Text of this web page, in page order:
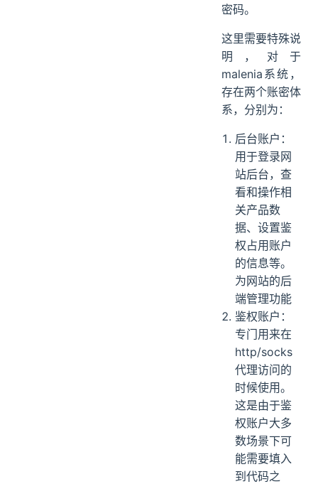
密码。
这里需要特殊说
明，对于
malenia系统，
存在两个账密体
系，分别为：
后台账户：
用于登录网
站后台，查
看和操作相
关产品数
据、设置鉴
权占用账户
的信息等。
为网站的后
端管理功能
鉴权账户：
专门用来在
http/socks
代理访问的
时候使用。
这是由于鉴
权账户大多
数场景下可
能需要填入
到代码之